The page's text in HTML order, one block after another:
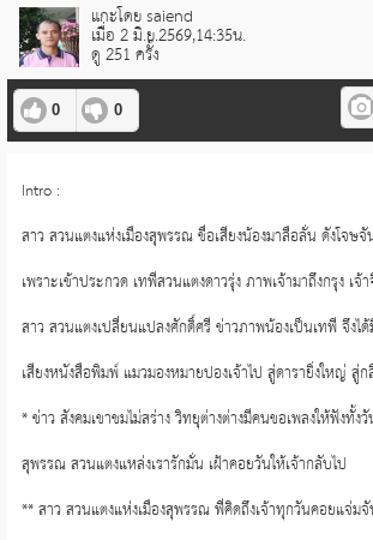
แกะโดย saiend
เมื่อ 2 มิ.ย.2569,14:35น.
ดู 251 ครั้ง
0 0
Intro :
สาว สวนแตงแห่งเมืองสุพรรณ ชื่อเสียงน้องมาลือลั่น ดังโจษจั
เพราะเข้าประกวด เทพีสวนแตงดาวรุ่ง ภาพเจ้ามาถึงกรุง เจ้
สาว สวนแตงเปลี่ยนแปลงศักดิ์ศรี ข่าวภาพน้องเป็นเทพี จึงได้
เสียงหนังสือพิมพ์ แมวมองหมายปองเจ้าไป สู่ดารายิ่งใหญ่ สู่
* ข่าว สังคมเขาชมไม่สร่าง วิทยุต่างต่างมีคนขอเพลงให้ฟังทั้
สุพรรณ สวนแตงแหล่งเรารักมั่น เฝ้าคอยวันให้เจ้ากลับไป
** สาว สวนแตงแห่งเมืองสุพรรณ พี่คิดถึงเจ้าทุกวันคอยแจ่ม